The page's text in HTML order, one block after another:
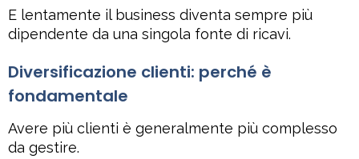
E lentamente il business diventa sempre più
dipendente da una singola fonte di ricavi.
Diversificazione clienti: perché è
fondamentale
Avere più clienti è generalmente più complesso
da gestire.